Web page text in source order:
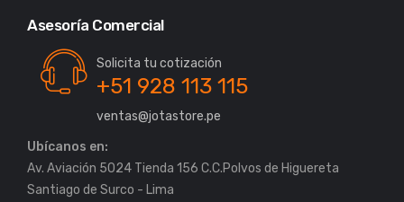
Asesoría Comercial
Solicita tu cotización
+51 928 113 115
ventas@jotastore.pe
Ubícanos en:
Av. Aviación 5024 Tienda 156 C.C.Polvos de Higuereta